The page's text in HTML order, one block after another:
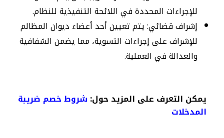
للإجراءات المحددة في اللائحة التنفيذية للنظام.
إشراف قضائي: يتم تعيين أحد أعضاء ديوان المظالم
للإشراف على إجراءات التسوية، مما يضمن الشفافية
والعدالة في العملية.
يمكن التعرف على المزيد حول: شروط خصم ضريبة
المدخلات​